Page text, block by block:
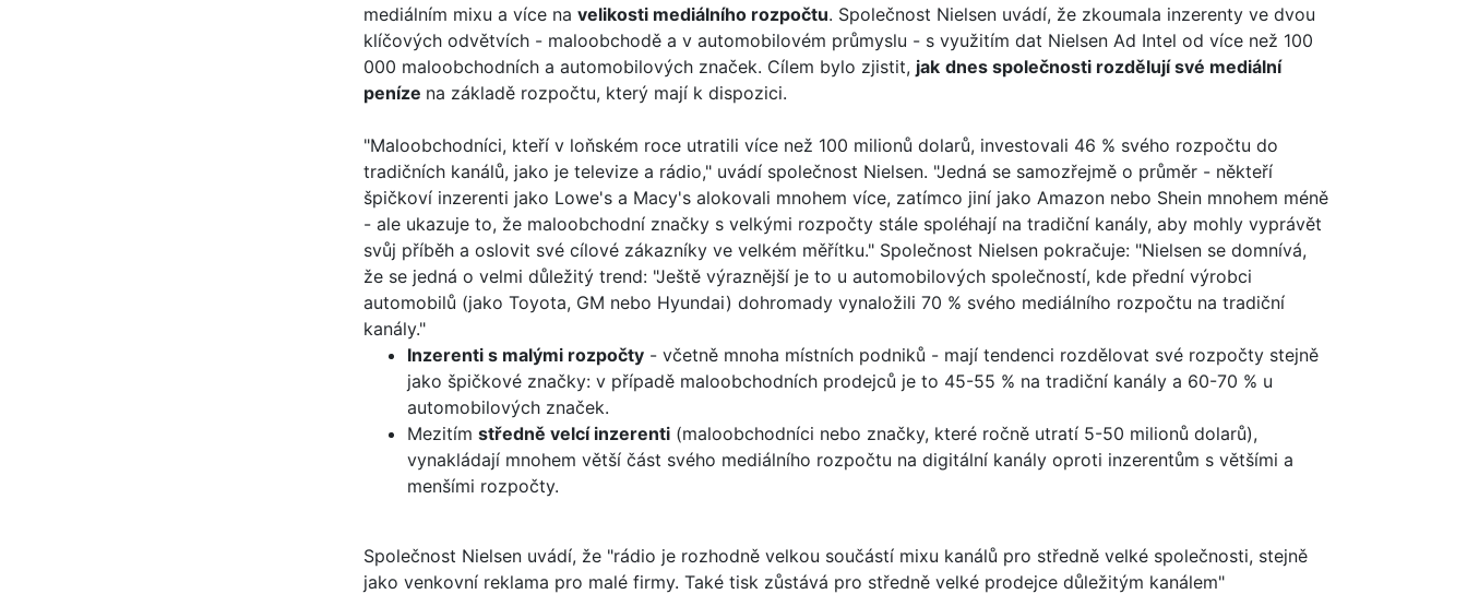
mediálním mixu a více na velikosti mediálního rozpočtu. Společnost Nielsen uvádí, že zkoumala inzerenty ve dvou
klíčových odvětvích - maloobchodě a v automobilovém průmyslu - s využitím dat Nielsen Ad Intel od více než 100
000 maloobchodních a automobilových značek. Cílem bylo zjistit, jak dnes společnosti rozdělují své mediální
peníze na základě rozpočtu, který mají k dispozici.
"Maloobchodníci, kteří v loňském roce utratili více než 100 milionů dolarů, investovali 46 % svého rozpočtu do
tradičních kanálů, jako je televize a rádio," uvádí společnost Nielsen. "Jedná se samozřejmě o průměr - někteří
špičkoví inzerenti jako Lowe's a Macy's alokovali mnohem více, zatímco jiní jako Amazon nebo Shein mnohem méně
- ale ukazuje to, že maloobchodní značky s velkými rozpočty stále spoléhají na tradiční kanály, aby mohly vyprávět
svůj příběh a oslovit své cílové zákazníky ve velkém měřítku." Společnost Nielsen pokračuje: "Nielsen se domnívá,
že se jedná o velmi důležitý trend: "Ještě výraznější je to u automobilových společností, kde přední výrobci
automobilů (jako Toyota, GM nebo Hyundai) dohromady vynaložili 70 % svého mediálního rozpočtu na tradiční
kanály."
Inzerenti s malými rozpočty - včetně mnoha místních podniků - mají tendenci rozdělovat své rozpočty stejně
jako špičkové značky: v případě maloobchodních prodejců je to 45-55 % na tradiční kanály a 60-70 % u
automobilových značek.
Mezitím středně velcí inzerenti (maloobchodníci nebo značky, které ročně utratí 5-50 milionů dolarů),
vynakládají mnohem větší část svého mediálního rozpočtu na digitální kanály oproti inzerentům s většími a
menšími rozpočty.
Společnost Nielsen uvádí, že "rádio je rozhodně velkou součástí mixu kanálů pro středně velké společnosti, stejně
jako venkovní reklama pro malé firmy. Také tisk zůstává pro středně velké prodejce důležitým kanálem"